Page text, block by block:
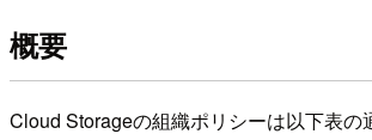
概要
Cloud Storageの組織ポリシーは以下表の